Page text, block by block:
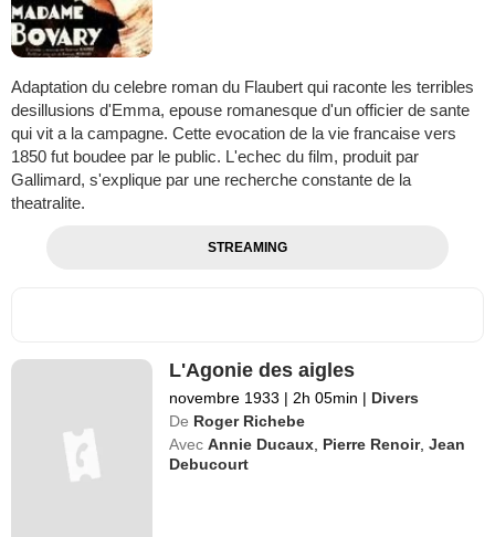
Adaptation du celebre roman du Flaubert qui raconte les terribles
desillusions d'Emma, epouse romanesque d'un officier de sante
qui vit a la campagne. Cette evocation de la vie francaise vers
1850 fut boudee par le public. L'echec du film, produit par
Gallimard, s'explique par une recherche constante de la
theatralite.
STREAMING
L'Agonie des aigles
novembre 1933 | 2h 05min | Divers
De Roger Richebe
Avec Annie Ducaux Pierre Renoir,Jean
Debucourt